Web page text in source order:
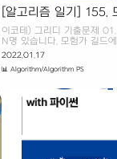
[알고리즘 일기] 155.
이코테) 그리디 기출문제
N명 있습니다. 모험가 길드
'공포도'를 측정했는데, '공포
느껴 위험 상황에서 제대로
길드장인 동빈이는 모험가
참여해야 여행을 떠날 수 있
몇 개의 모험가 그룹을 만들
들어 N=5이고, 각 모험가의
2022.01.17
📊 Algorithm/Algorithm PS